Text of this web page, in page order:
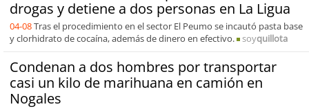
drogas y detiene a dos personas en La Ligua
04-08Tras el procedimiento en el sector El Peumo se incautó pasta base
y clorhidrato de cocaína, además de dinero en efectivo.
soyquillota
Condenan a dos hombres por transportar
casi un kilo de marihuana en camión en
Nogales